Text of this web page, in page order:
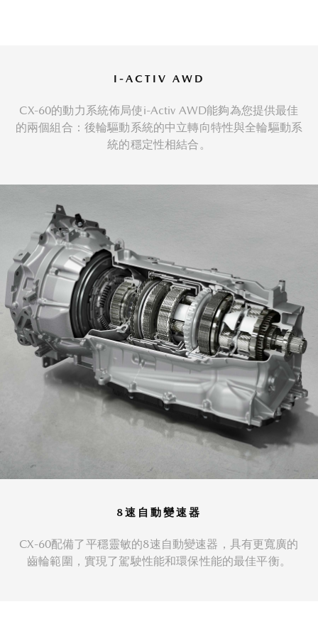
I-ACTIV AWD
CX-60的動力系統佈局使i-Activ AWD能夠為您提供最佳
的兩個組合：後輪驅動系統的中立轉向特性與全輪驅動系
統的穩定性相結合。
8速自動變速器
CX-60配備了平穩靈敏的8速自動變速器，具有更寬廣的
齒輪範圍，實現了駕駛性能和環保性能的最佳平衡。